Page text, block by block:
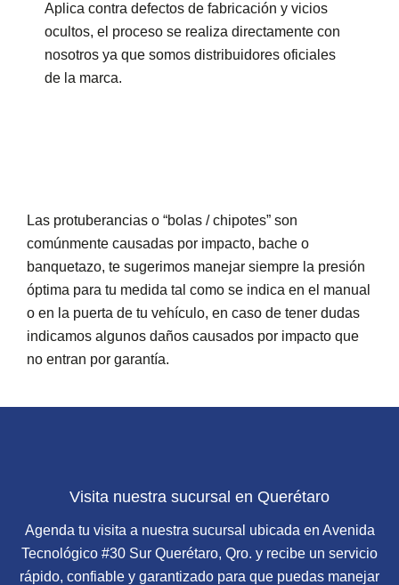
Aplica contra defectos de fabricación y vicios
ocultos, el proceso se realiza directamente con
nosotros ya que somos distribuidores oficiales
de la marca.
Las protuberancias o “bolas / chipotes” son
comúnmente causadas por impacto, bache o
banquetazo, te sugerimos manejar siempre la presión
óptima para tu medida tal como se indica en el manual
o en la puerta de tu vehículo, en caso de tener dudas
indicamos algunos daños causados por impacto que
no entran por garantía.
Visita nuestra sucursal en Querétaro
Agenda tu visita a nuestra sucursal ubicada en Avenida
Tecnológico #30 Sur Querétaro, Qro. y recibe un servicio
rápido, confiable y garantizado para que puedas manejar